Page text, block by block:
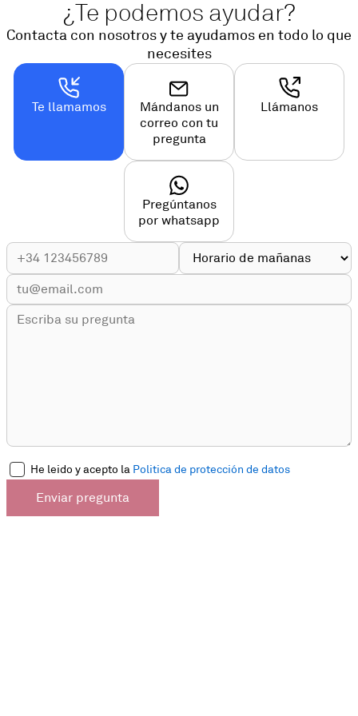
¿Te podemos ayudar?
Contacta con nosotros y te ayudamos en todo lo que
necesites
Te llamamos
Mándanos un
correo con tu
pregunta
Llámanos
Pregúntanos
por whatsapp
He leido y acepto la Politica de protección de datos
Enviar pregunta